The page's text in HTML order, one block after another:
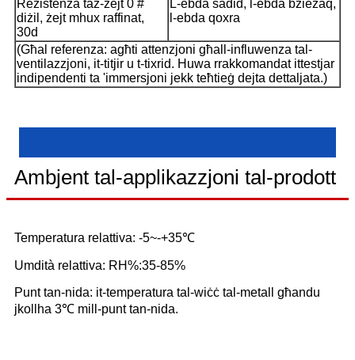
Reżistenza taż-żejt 0 #
diżil, żejt mhux raffinat,
30d
L-ebda sadid, l-ebda bżieżaq,
l-ebda qoxra
(Għal referenza: agħti attenzjoni għall-influwenza tal-
ventilazzjoni, it-titjir u t-tixrid. Huwa rrakkomandat ittestjar
indipendenti ta 'immersjoni jekk teħtieġ dejta dettaljata.)
Ambjent tal-applikazzjoni tal-prodott
Temperatura relattiva: -5~-+35℃
Umdità relattiva: RH%:35-85%
Punt tan-nida: it-temperatura tal-wiċċ tal-metall għandu
jkollha 3℃ mill-punt tan-nida.